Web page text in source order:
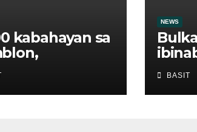
kabahayan sa
sa ilalim ng
NEWS
BASIT